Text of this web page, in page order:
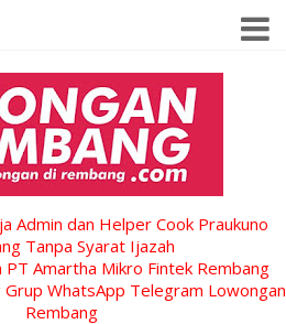
Admin dan Helper Cook Praukuno
Tanpa Syarat Ijazah
Amartha Mikro Fintek Rembang
Grup WhatsApp Telegram Lowongan
Rembang